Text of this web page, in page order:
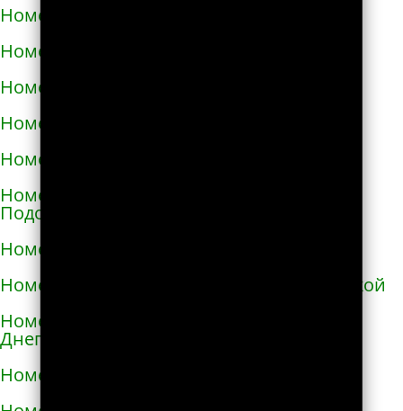
Номера телефонов такси в Ильинцах
Номера телефонов такси в Ирпене
Номера телефонов такси в Казатине
Номера телефонов такси в Калиновке
Номера телефонов такси в Калуше
Номера телефонов такси в Каменце-
Подольском
Номера телефонов такси в Каменке
Номера телефонов такси в Каменке-Бугской
Номера телефонов такси в Каменке-
Днепровской
Номера телефонов такси в Каменском